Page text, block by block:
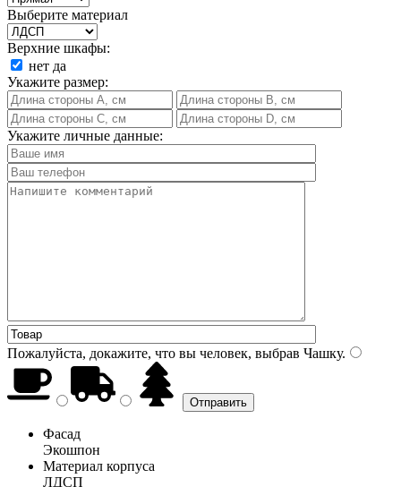
Выберите материал
Верхние шкафы:
нет да
Укажите размер:
Укажите личные данные:
Пожалуйста, докажите, что вы человек, выбрав Чашку.
Фасад
Экошпон
Материал корпуса
ЛДСП